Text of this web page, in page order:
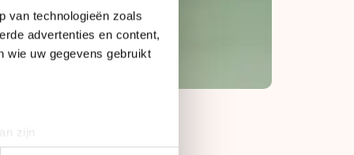
van technologieën zoals
advertenties en content,
wie uw gegevens gebruikt
zijn